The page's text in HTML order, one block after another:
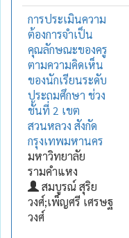
การประเมินความ
ต้องการจำเป็น
คุณลักษณะของครู
ตามความคิดเห็น
ของนักเรียนระดับ
ประถมศึกษา ช่วง
ชั้นที่ 2 เขต
สวนหลวง สังกัด
กรุงเทพมหานคร
มหาวิทยาลัย
รามคำแหง
สมบูรณ์ สุริย
วงศ์;เพ็ญศรี เศรษฐ
วงศ์